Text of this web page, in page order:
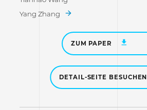
Yang Zhang
ZUM PAPER
DETAIL-SEITE BESUCHEN